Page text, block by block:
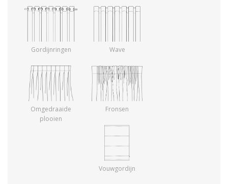
Gordijnringen Wave
Omgedraaide
plooien
Fronsen
Vouwgordijn